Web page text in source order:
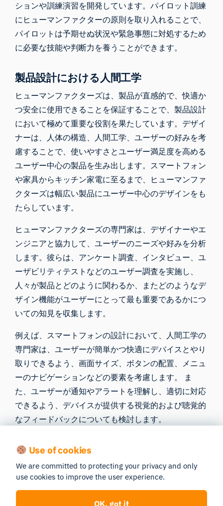
ションや訓練演習を開発しています。パイロット訓練
にヒューマンファクターの原則を取り入れることで、
パイロットは予期せぬ状況や緊急事態に対処するため
に必要な技能や判断力を養うことができます。
製品設計における人間工学
ヒューマンファクターズは、製品が直感的で、快適か
つ安全に使用できることを保証することで、製品設計
において極めて重要な役割を果たしています。デザイ
ナーは、人体の構造、人間工学、ユーザーの好みを考
慮することで、使いやすさとユーザー満足度を高める
ユーザー中心の製品を生み出します。スマートフォン
や家具からキッチン家電に至るまで、ヒューマンファ
クターズは幅広い製品にユーザー中心のデザインをも
たらしています。
ヒューマンファクターズの専門家は、デザイナーやエ
ンジニアと協力して、ユーザーのニーズや好みを分析
します。彼らは、アンケート調査、インタビュー、ユ
ーザビリティテストなどのユーザー調査を実施し、
人々が製品とどのように関わるか、またどのようなデ
ザイン機能がユーザーにとって最も重要であるかにつ
いての知見を収集します。
例えば、スマートフォンの設計において、人間工学の
専門家は、ユーザーが簡単かつ快適にデバイスとやり
取りできるよう、画面サイズ、ボタンの配置、メニュ
ーのナビゲーションなどの要素を考慮します。 ま
た、ユーザーが通知やアラートを理解し、適切に対応
できるよう、デバイスが提供する視覚的および聴覚的
なフィードバックについても検討します。
家具業界では、人間工学の専門家が、快適性を高め、
筋骨格系障害のリスクを低減するため、椅子や作業ス
ペースの設計における人間工学的な側面を分析してい
Use of cookies
We are committed to protecting your privacy and only
use cookies to improve the user experience.
OK, got it